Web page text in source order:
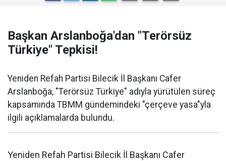
Başkan Arslanboğa'dan "Terörsüz
Türkiye" Tepkisi!
Yeniden Refah Partisi Bilecik İl Başkanı Cafer
Arslanboğa, "Terörsüz Türkiye" adıyla yürütülen süreç
kapsamında TBMM gündemindeki "çerçeve yasa"yla
ilgili açıklamalarda bulundu.
Yeniden Refah Partisi Bilecik İl Başkanı Cafer